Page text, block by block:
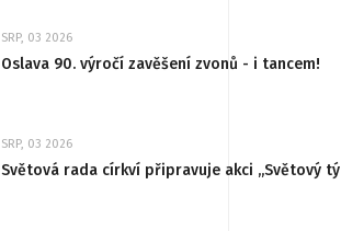
SRP, 03 2026
Oslava 90. výročí zavěšení zvonů - i tancem!
SRP, 03 2026
Světová rada církví připravuje akci „Světový